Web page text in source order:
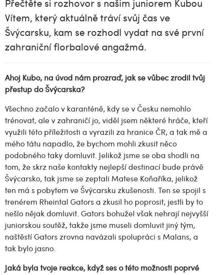
Vítem, který aktuálně tráví svůj čas ve
Švýcarsku, kam se rozhodl vydat na své první
zahraniční florbalové angažmá.
Ahoj Kubo, na úvod nám prozraď, jak se vůbec zrodil tvůj
přestup do Švýcarska?
Všechno začalo v karanténě, kdy se v Česku nemohlo
trénovat, ale v zahraničí jo, viděl jsem některé hráče, kteří
využili této příležitosti a vyrazili za hranice ČR, a tak mě a
mého tátu napadlo, že bychom mohli zkusit něco
podobného taky domluvit. Jelikož jsme se oba shodli na
tom, že skrz naše kontakty nejlepší destinací bude právě
Švýcarsko, tak jsme se zeptali Matese Koňaříka, jelikož
ten má s pobytem ve Švýcarsku zkušenosti. Ten se spojil s
trenérem Rheintal Gators a zkusil ho poprosit, jestli by to
nešlo nějak domluvit. Gators bohužel však nehrají nejvyšší
juniorskou soutěž, takže jsme museli domluvit jiný tým,
naštěstí Gators zrovna navázali spolupráci s Malans, a
tak bylo jasno.
Jaká byla tvoje reakce, když ses o této možnosti poprvé